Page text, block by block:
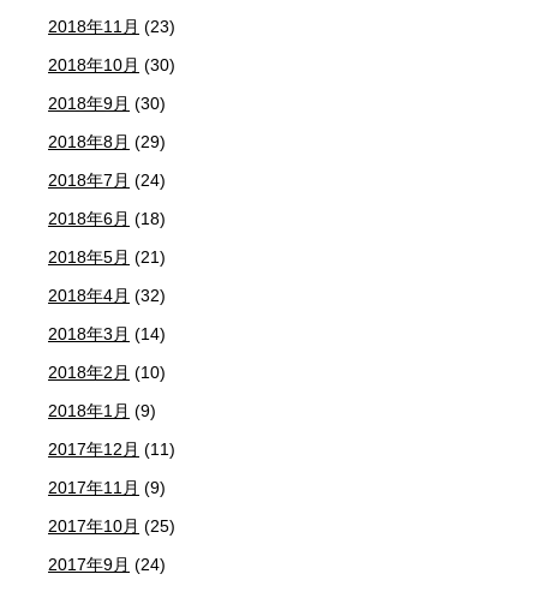
2018年11月 (23)
2018年10月 (30)
2018年9月 (30)
2018年8月 (29)
2018年7月 (24)
2018年6月 (18)
2018年5月 (21)
2018年4月 (32)
2018年3月 (14)
2018年2月 (10)
2018年1月 (9)
2017年12月 (11)
2017年11月 (9)
2017年10月 (25)
2017年9月 (24)